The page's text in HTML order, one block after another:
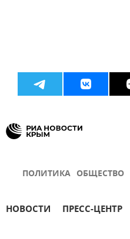
ПОЛИТИКА ОБЩЕСТВО
НОВОСТИ ПРЕСС-ЦЕНТР